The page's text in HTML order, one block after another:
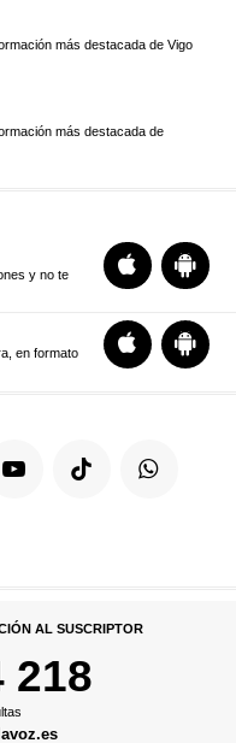
más destacada de Vigo
más destacada de
y no te
en formato
AL SUSCRIPTOR
218